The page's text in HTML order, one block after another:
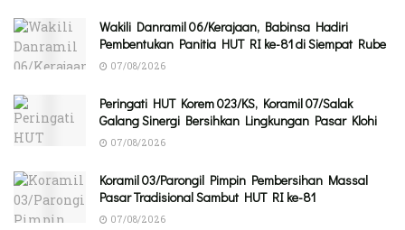
Wakili Danramil 06/Kerajaan, Babinsa Hadiri
Pembentukan Panitia HUT RI ke-81 di Siempat Rube
07/08/2026
Peringati HUT Korem 023/KS, Koramil 07/Salak
Galang Sinergi Bersihkan Lingkungan Pasar Klohi
07/08/2026
Koramil 03/Parongil Pimpin Pembersihan Massal
Pasar Tradisional Sambut HUT RI ke-81
07/08/2026